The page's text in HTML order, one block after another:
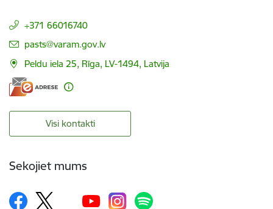
+371 66016740
E-pasts:
pasts@varam.gov.lv
Peldu iela 25, Rīga, LV-1494, Latvija
Visi kontakti
Sekojiet mums